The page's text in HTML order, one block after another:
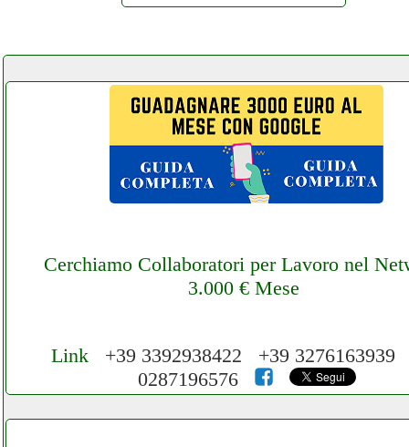
Cerchiamo Collaboratori per Lavoro nel
3.000 € Mese
Cerchiamo Collaboratori per Lavoro nel
Network 3.000 € Mese
Link+39 3392938422 +39 3276163939
0287196576